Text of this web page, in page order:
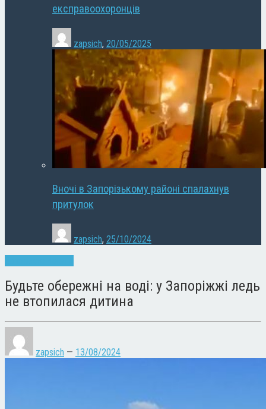
експравоохоронців
zapsich, 20/05/2025
Вночі в Запорізькому районі спалахнув
притулок
zapsich, 25/10/2024
Будьте обережні на воді: у Запоріжжі ледь
не втопилася дитина
zapsich — 13/08/2024